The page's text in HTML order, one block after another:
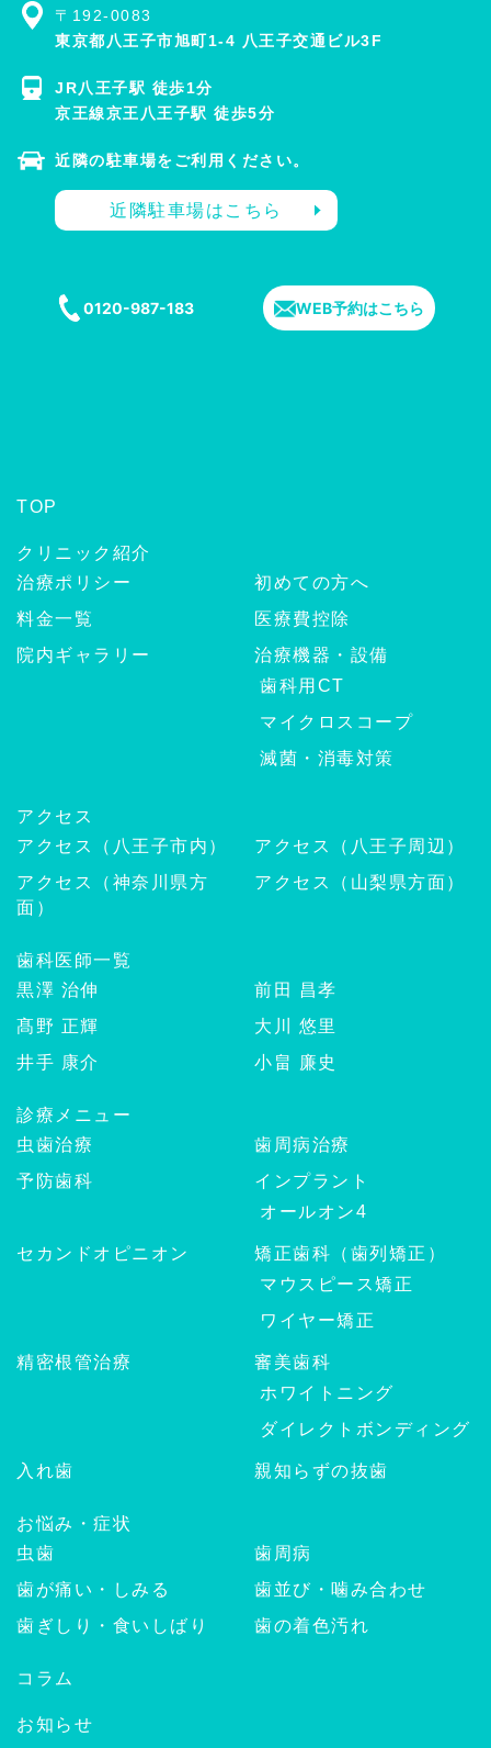
〒192-0083
東京都八王子市旭町1-4 八王子交通ビル3F
JR八王子駅 徒歩1分
京王線京王八王子駅 徒歩5分
近隣の駐車場をご利用ください。
近隣駐車場はこちら
0120-987-183 WEB予約はこちら
TOP
クリニック紹介
治療ポリシー
初めての方へ
料金一覧
医療費控除
院内ギャラリー
治療機器・設備
歯科用CT
マイクロスコープ
滅菌・消毒対策
アクセス
アクセス（八王子市内）
アクセス（八王子周辺）
アクセス（神奈川県方
面）
アクセス（山梨県方面）
歯科医師一覧
黒澤 治伸
前田 昌孝
髙野 正輝
大川 悠里
井手 康介
小畠 廉史
診療メニュー
虫歯治療
歯周病治療
予防歯科
インプラント
オールオン4
セカンドオピニオン
矯正歯科（歯列矯正）
マウスピース矯正
ワイヤー矯正
精密根管治療
審美歯科
ホワイトニング
ダイレクトボンディング
入れ歯 親知らずの抜歯
お悩み・症状
虫歯
歯周病
歯が痛い・しみる
歯並び・噛み合わせ
歯ぎしり・食いしばり
歯の着色汚れ
コラム
お知らせ